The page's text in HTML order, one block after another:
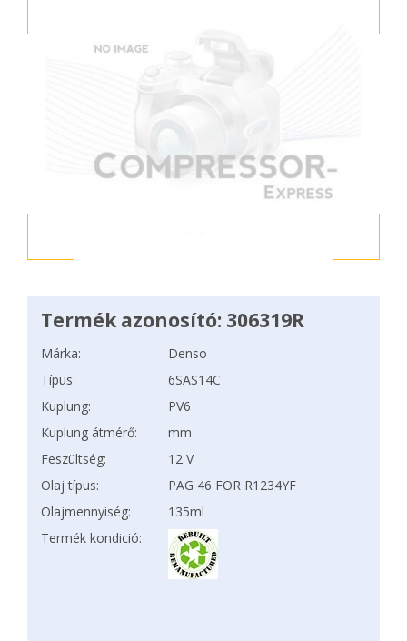
Termék azonosító: 306319R
Márka:
Denso
Típus:
6SAS14C
Kuplung:
PV6
Kuplung átmérő:
mm
Feszültség:
12 V
Olaj típus:
PAG 46 FOR R1234YF
Olajmennyiség:
135ml
Termék kondició: